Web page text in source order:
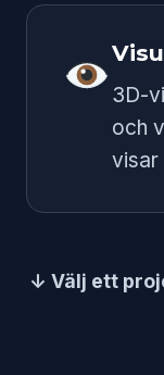
3D-
och
visar
↓ Välj ett